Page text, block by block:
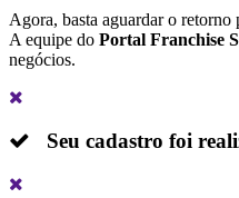
Agora, basta aguardar o retorno
A equipe do Portal Franchise
negócios.
Seu cadastro foi